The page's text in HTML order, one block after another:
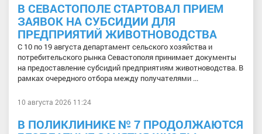
В СЕВАСТОПОЛЕ СТАРТОВАЛ ПРИЕМ
ЗАЯВОК НА СУБСИДИИ ДЛЯ
ПРЕДПРИЯТИЙ ЖИВОТНОВОДСТВА
С 10 по 19 августа департамент сельского хозяйства и
потребительского рынка Севастополя принимает документы
на предоставление субсидий предприятиям животноводства. В
рамках очередного отбора между получателями ...
10 августа 2026 11:24
В ПОЛИКЛИНИКЕ № 7 ПРОДОЛЖАЮТСЯ